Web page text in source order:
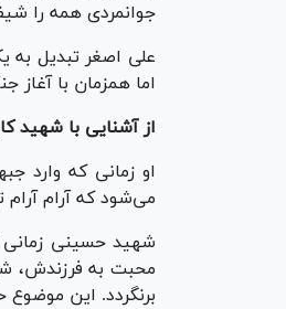
جوانمردی همه را
علی اصغر تبدیل به
اما همزمان با
از آشنایی با شهید
او زمانی که وارد
می‌شود که آرام
شهید حسینی زمانی
محبت به فرزندش،
برنگردد. این